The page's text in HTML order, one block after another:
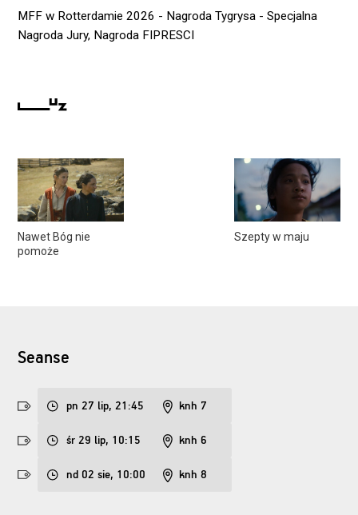
Nawet Bóg nie
pomoże
Szepty w maju
MFF w Rotterdamie 2026 - Nagroda Tygrysa - Specjalna
Nagroda Jury, Nagroda FIPRESCI
Seanse
pn 27 lip, 21:45 knh 7
śr 29 lip, 10:15 knh 6
nd 02 sie, 10:00 knh 8